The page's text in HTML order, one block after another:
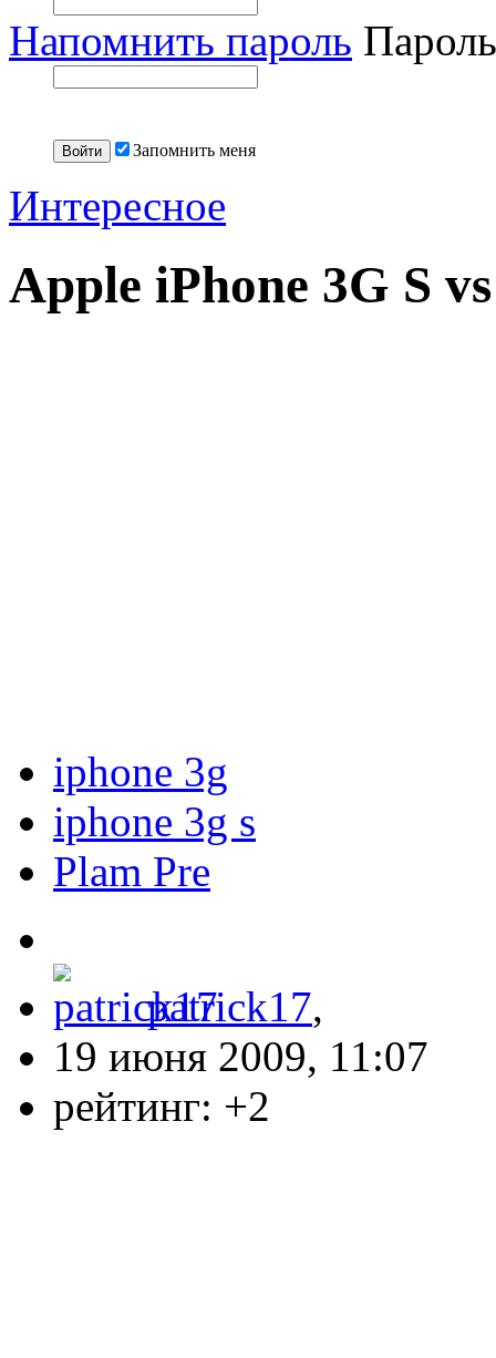
Напомнить пароль
Запомнить меня
Интересное
Apple iPhone 3G S
iphone 3g
iphone 3g s
Plam Pre
patrick17,
19 июня 2009, 11:07
рейтинг: +2